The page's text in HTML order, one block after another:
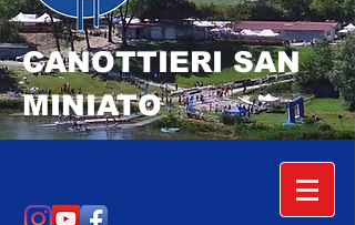
CANOTTIERI SAN
MINIATO